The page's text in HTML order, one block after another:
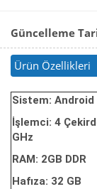
Güncelleme
Ürün Özellikleri
Sistem: Android
İşlemci: 4
GHz
RAM: 2GB DDR
Hafıza: 32 GB